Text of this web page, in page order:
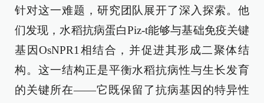
针对这一难题，研究团队展开了深入探索。他
们发现，水稻抗病蛋白Piz-t能够与基础免疫关键
基因OsNPR1相结合，并促进其形成二聚体结
构。这一结构正是平衡水稻抗病性与生长发育
的关键所在——它既保留了抗病基因的特异性